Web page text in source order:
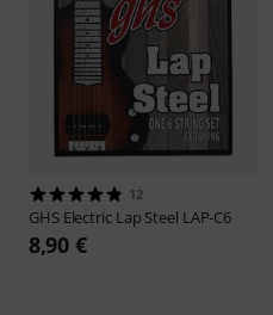
12
GHS Electric Lap Steel LAP-C6
8,90 €